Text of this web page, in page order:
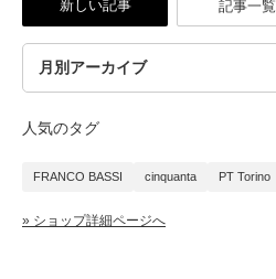
新しい記事 記事一覧
人気のタグ
FRANCO BASSI cinquanta PT Torino
» ショップ詳細ページへ